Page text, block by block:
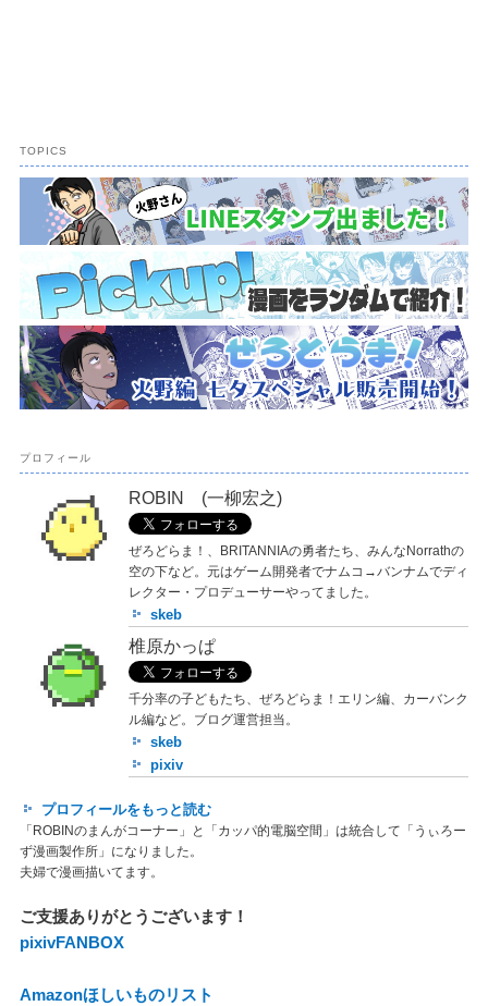
TOPICS
プロフィール
ROBIN (一柳宏之)
ぜろどらま！、BRITANNIAの勇者たち、みんなNorrathの
空の下など。元はゲーム開発者でナムコ→バンナムでディ
レクター・プロデューサーやってました。
skeb
椎原かっぱ
千分率の子どもたち、ぜろどらま！エリン編、カーバンク
ル編など。ブログ運営担当。
skeb
pixiv
プロフィールをもっと読む
「ROBINのまんがコーナー」と「カッパ的電脳空間」は統合して「うぃろー
ず漫画製作所」になりました。
夫婦で漫画描いてます。
ご支援ありがとうございます！
pixivFANBOX
Amazonほしいものリスト